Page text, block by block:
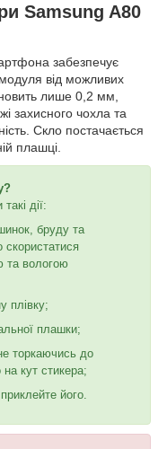
Samsung A80
забезпечує
від можливих
лише 0,2 мм,
захисного чохла та
Скло постачається
плашці.
дії:
бруду та
скористатися
та вологою
плівку;
плашки;
торкаючись до
кут стикера;
його.